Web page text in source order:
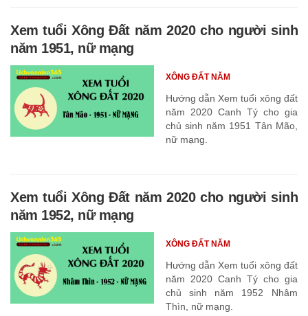
Xem tuổi Xông Đất năm 2020 cho người sinh
năm 1951, nữ mạng
Hướng dẫn Xem tuổi xông đất
năm 2020 Canh Tý cho gia
chủ sinh năm 1951 Tân Mão,
nữ mạng.
XÔNG ĐẤT NĂM
Xem tuổi Xông Đất năm 2020 cho người sinh
năm 1952, nữ mạng
Hướng dẫn Xem tuổi xông đất
năm 2020 Canh Tý cho gia
chủ sinh năm 1952 Nhâm
Thìn, nữ mạng.
XÔNG ĐẤT NĂM